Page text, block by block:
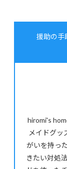
援助の手
hiromi's
メイドグッ
がいを持っ
きたい対処